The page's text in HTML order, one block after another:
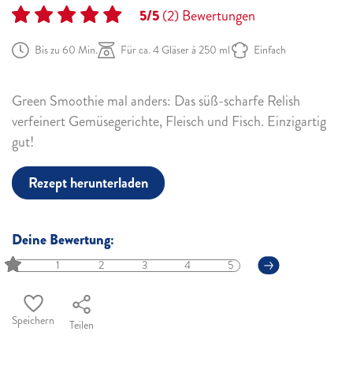
5/5(2)Bewertungen
Bis zu 60 Min. Für ca. 4 Gläser à 250 ml Einfach
Green Smoothie mal anders: Das süß-scharfe Relish
verfeinert Gemüsegerichte, Fleisch und Fisch. Einzigartig
gut!
Rezept herunterladen
Deine Bewertung:
1 2 3 4 5
Speichern Teilen